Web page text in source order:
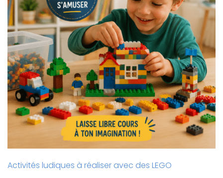
Activités ludiques à réaliser avec des LEGO